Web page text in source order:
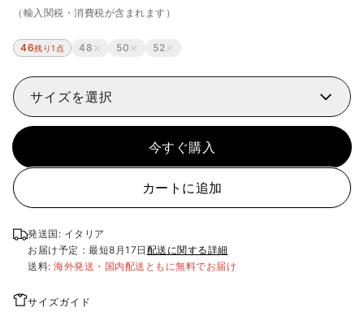
（輸入関税・消費税が含まれます）
46残り1点 48 50 52
サイズを選択
今すぐ購入
カートに追加
発送国: イタリア
お届け予定：最短8月17日 配送に関する詳細
送料: 海外発送・国内配送ともに無料でお届け
サイズガイド